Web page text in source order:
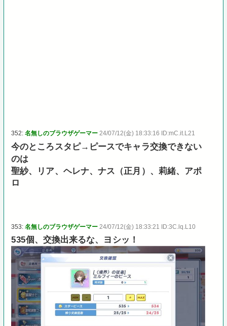
352:名無しのブラウザゲーマー 24/07/12(金) 18:33:16 ID:mC.it.L21
今のところスタピ→ピースでキャラ交換できない
のは
聖紗、リア、ヘレナ、ナス（正月）、莉緒、アポ
ロ
353:名無しのブラウザゲーマー 24/07/12(金) 18:33:21 ID:3C.lq.L10
535個、交換出来るな、ヨシッ！